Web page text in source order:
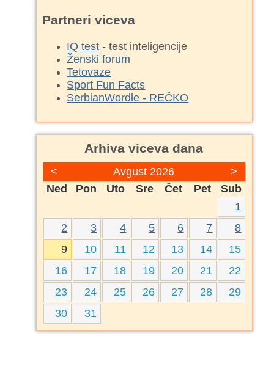
Partneri viceva
IQ test - test inteligencije
Ženski forum
Tetovaze
Sport Fun Facts
SerbianWordle - REČKO
Arhiva viceva dana
< >
Avgust 2026
Ned
Pon Uto Sre Čet Pet
Sub
1
2
3 4 5 6 7
8
9
10 11 12 13 14
15
16
17 18 19 20 21
22
23
24 25 26 27 28
29
30
31